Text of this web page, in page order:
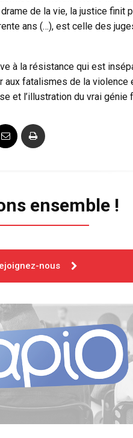
de la vie, la justice finit
ans (…), est celle des
à la résistance qui est
aux fatalismes de la violence
et l’illustration du vrai génie
ensemble !
nous